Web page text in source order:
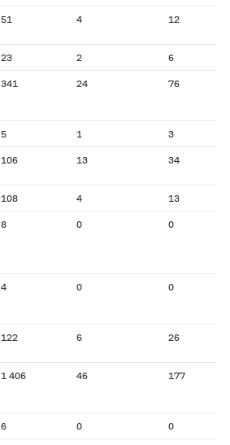
51 4 12
23 2 6
341 24 76
5 1 3
106 13 34
108 4 13
8 0 0
4 0 0
122 6 26
1 406 46 177
6 0 0